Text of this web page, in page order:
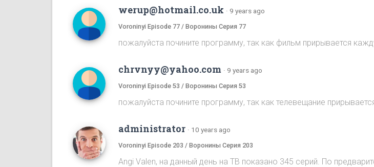
werup@hotmail.co.uk · 9 years ago
Voroninyi Episode 77 / Воронины Серия 77
пожалуйста почините программу, так как фильм прирывается
chrvnyy@yahoo.com · 9 years ago
Voroninyi Episode 53 / Воронины Серия 53
пожалуйста почините программу, так как телевещание
administrator · 10 years ago
Voroninyi Episode 203 / Воронины Серия 203
Angi Valen, на данный день на ТВ показано 345 серий. По